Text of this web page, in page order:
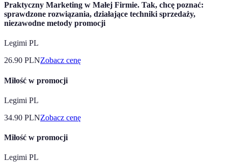
Praktyczny Marketing w Małej Firmie. Tak, chcę poznać:
sprawdzone rozwiązania, działające techniki sprzedaży,
niezawodne metody promocji
Legimi PL
26.90 PLNZobacz cenę
Miłość w promocji
Legimi PL
34.90 PLNZobacz cenę
Miłość w promocji
Legimi PL